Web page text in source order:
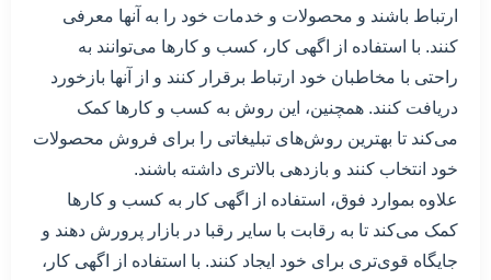
ارتباط باشند و محصولات و خدمات خود را به آنها معرفی
کنند. با استفاده از اگهی کار، کسب و کارها می‌توانند به
راحتی با مخاطبان خود ارتباط برقرار کنند و از آنها بازخورد
دریافت کنند. همچنین، این روش به کسب و کارها کمک
می‌کند تا بهترین روش‌های تبلیغاتی را برای فروش محصولات
خود انتخاب کنند و بازدهی بالاتری داشته باشند.
علاوه بموارد فوق، استفاده از اگهی کار به کسب و کارها
کمک می‌کند تا به رقابت با سایر رقبا در بازار پرورش دهند و
جایگاه قوی‌تری برای خود ایجاد کنند. با استفاده از اگهی کار،